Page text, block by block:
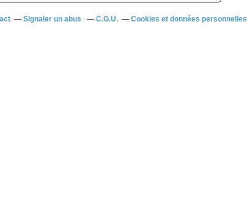
Signaler un abus C.G.U. Cookies et données personnelles